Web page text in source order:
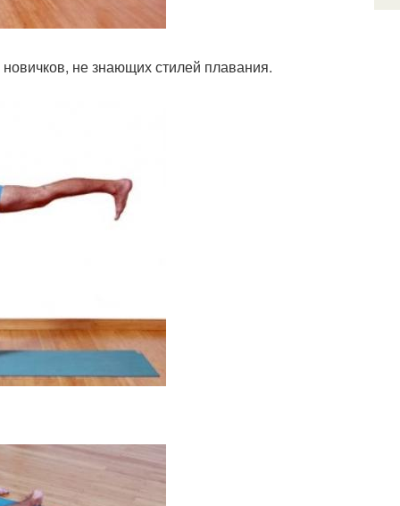
не знающих стилей плавания.